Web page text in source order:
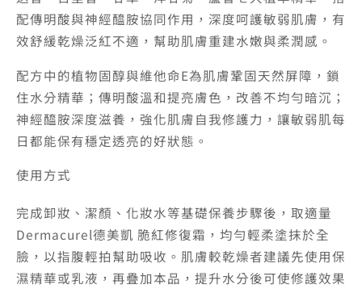
配傳明酸與神經醯胺協同作用，深度呵護敏弱肌膚，有
效舒緩乾燥泛紅不適，幫助肌膚重建水嫩與柔潤感。
配方中的植物固醇與維他命E為肌膚鞏固天然屏障，鎖
住水分精華；傳明酸溫和提亮膚色，改善不均勻暗沉；
神經醯胺深度滋養，強化肌膚自我修護力，讓敏弱肌每
日都能保有穩定透亮的好狀態。
使用方式
完成卸妝、潔顏、化妝水等基礎保養步驟後，取適量
Dermacurel德美凱 脆紅修復霜，均勻輕柔塗抹於全
臉，以指腹輕拍幫助吸收。肌膚較乾燥者建議先使用保
濕精華或乳液，再疊加本品，提升水分後可使修護效果